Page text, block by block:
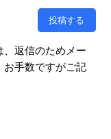
返信のためメー
お手数ですがご記